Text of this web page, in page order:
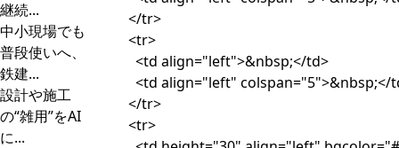
継続...
中小現場でも
普段使いへ、
鉄建...
設計や施工
の“雑用”をAI
に...
</tr>
<tr>
<td align="left">&nbsp;</td>
<td align="left" colspan="5">&nbsp;</
</tr>
<tr>